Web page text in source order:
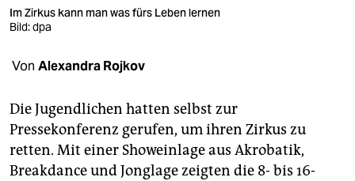
verlag
shop
fragen & hilfe
unterstützen
abo
Im Zirkus kann man was fürs Leben lernen
Bild: dpa
Von Alexandra Rojkov
Die Jugendlichen hatten selbst zur
Pressekonferenz gerufen, um ihren Zirkus zu
retten. Mit einer Showeinlage aus Akrobatik,
Breakdance und Jonglage zeigten die 8- bis 16-